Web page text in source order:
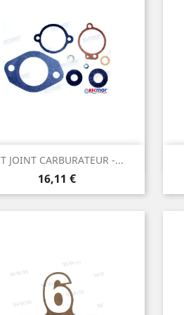
JOINT CARBURATEUR -...
Prix
16,11 €
Aperçu rapide